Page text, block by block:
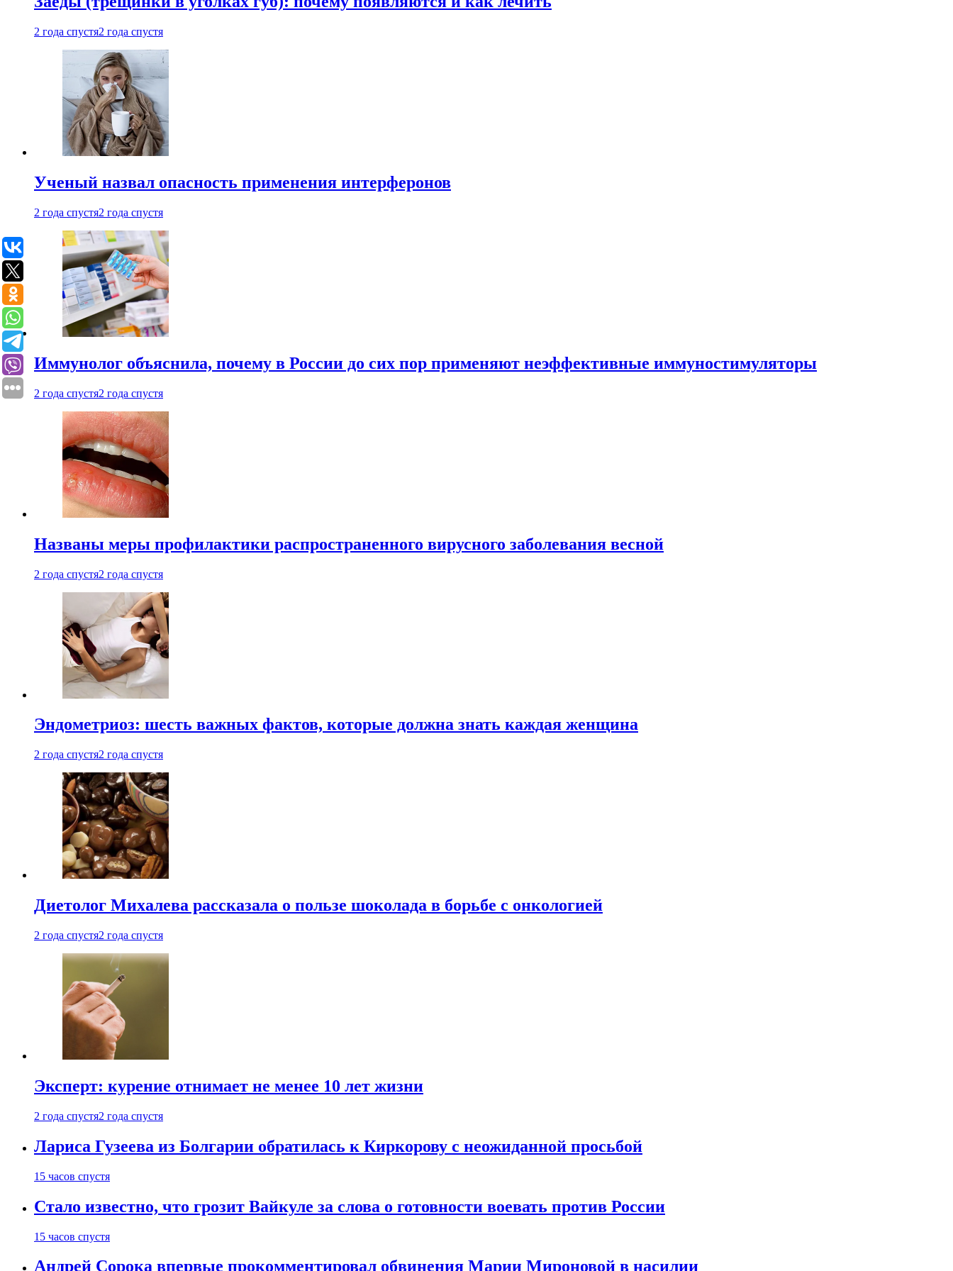
2 года спустя2 года спустя
Ученый назвал опасность применения интерферонов
2 года спустя2 года спустя
Иммунолог объяснила, почему в России до сих пор применяют неэффективные иммуностимуляторы
2 года спустя2 года спустя
Названы меры профилактики распространенного вирусного заболевания весной
2 года спустя2 года спустя
Эндометриоз: шесть важных фактов, которые должна знать каждая женщина
2 года спустя2 года спустя
Диетолог Михалева рассказала о пользе шоколада в борьбе с онкологией
2 года спустя2 года спустя
Эксперт: курение отнимает не менее 10 лет жизни
2 года спустя2 года спустя
Лариса Гузеева из Болгарии обратилась к Киркорову с неожиданной просьбой
15 часов спустя
Стало известно, что грозит Вайкуле за слова о готовности воевать против России
15 часов спустя
Андрей Сорока впервые прокомментировал обвинения Марии Мироновой в насилии